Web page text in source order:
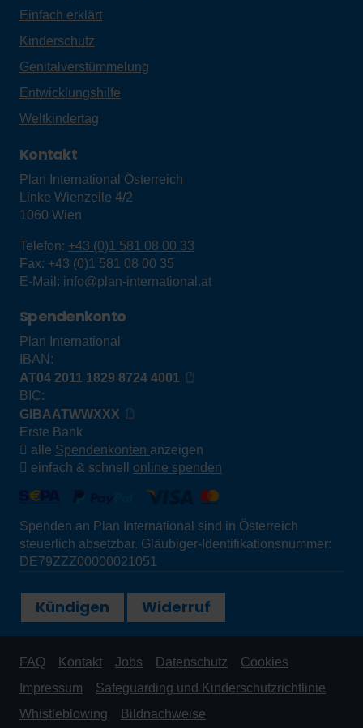
Einfach erklärt
Kinderschutz
Genitalverstümmelung
Entwicklungshilfe
Weltkindertag
Kontakt
Plan International Österreich
Linke Wienzeile 4/2
1060 Wien
Telefon: +43 (0)1 581 08 00 33
Fax: +43 (0)1 581 08 00 35
E-Mail: info@plan-international.at
Spendenkonto
Plan International
IBAN:
AT04 2011 1829 8724 4001
BIC:
GIBAATWWXXX
Erste Bank
alle Spendenkonten anzeigen
einfach & schnell online spenden
Spenden an Plan International sind in Österreich
steuerlich absetzbar. Gläubiger-Identifikationsnummer:
DE79ZZZ00000021051
Kündigen Widerruf
FAQ Kontakt Jobs Datenschutz
Cookies
Impressum
Safeguarding und Kinderschutzrichtlinie
Whistleblowing
Bildnachweise